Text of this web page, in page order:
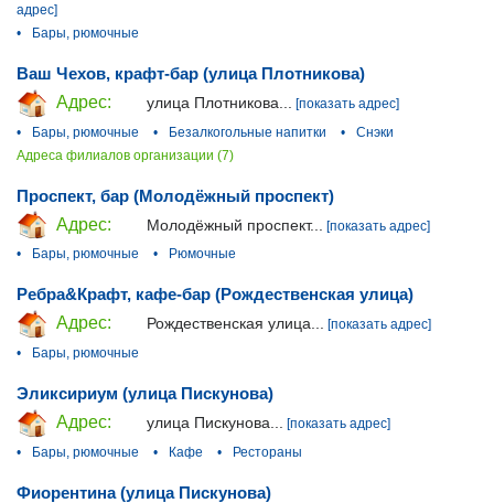
адрес]
•
Бары, рюмочные
Ваш Чехов, крафт-бар (улица Плотникова)
Адрес:
улица Плотникова...
[показать адрес]
•
Бары, рюмочные • Безалкогольные напитки •
Снэки
Адреса филиалов организации (7)
Проспект, бар (Молодёжный проспект)
Адрес:
Молодёжный проспект...
[показать адрес]
•
Бары, рюмочные • Рюмочные
Ребра&Крафт, кафе-бар (Рождественская улица)
Адрес:
Рождественская улица... [показать адрес]
•
Бары, рюмочные
Эликсириум (улица Пискунова)
Адрес:
улица Пискунова...
[показать адрес]
•
Бары, рюмочные • Кафе • Рестораны
Фиорентина (улица Пискунова)